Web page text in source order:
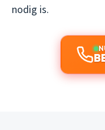
nodig is.